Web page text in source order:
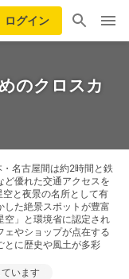
ログイン
のクロスカ
名古屋間は約2時間と鉄
ど優れた交通アクセスを
と夜景の名所として有
した絶景スポットが豊富
空」と環境省に認定され
ェやショップが点在する
とに歴史や風土が多彩
います